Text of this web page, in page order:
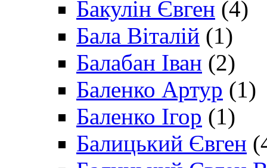
Бакулін Євген (4)
Бала Віталій (1)
Балабан Іван (2)
Баленко Артур (1)
Баленко Ігор (1)
Балицький Євген